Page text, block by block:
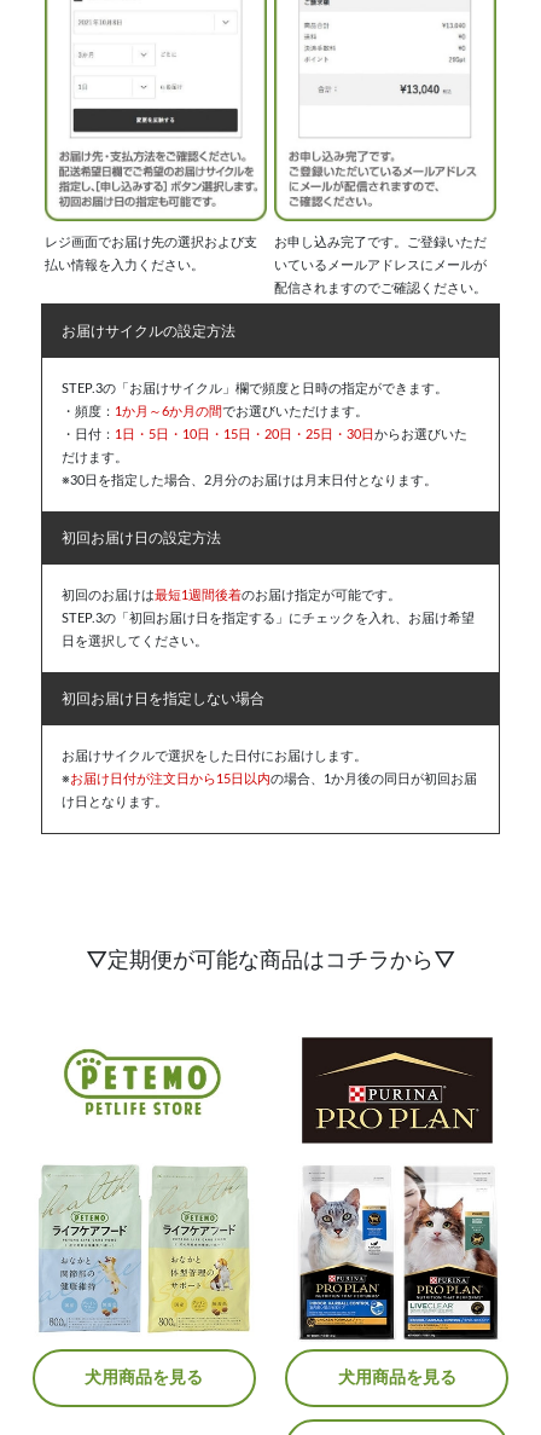
レジ画面でお届け先の選択および支
払い情報を入力ください。
お申し込み完了です。ご登録いただ
いているメールアドレスにメールが
配信されますのでご確認ください。
お届けサイクルの設定方法
STEP.3の「お届けサイクル」欄で頻度と日時の指定ができます。
・頻度： 1か月～6か月の間でお選びいただけます。
・日付： 1日・5日・10日・15日・20日・25日・30日からお選びいた
だけます。
※30日を指定した場合、2月分のお届けは月末日付となります。
初回お届け日の設定方法
初回のお届けは最短1週間後着のお届け指定が可能です。
STEP.3の「初回お届け日を指定する」にチェックを入れ、お届け希望
日を選択してください。
初回お届け日を指定しない場合
お届けサイクルで選択をした日付にお届けします。
※お届け日付が注文日から15日以内の場合、1か月後の同日が初回お届
け日となります。
▽定期便が可能な商品はコチラから▽
犬用商品を見る 犬用商品を見る